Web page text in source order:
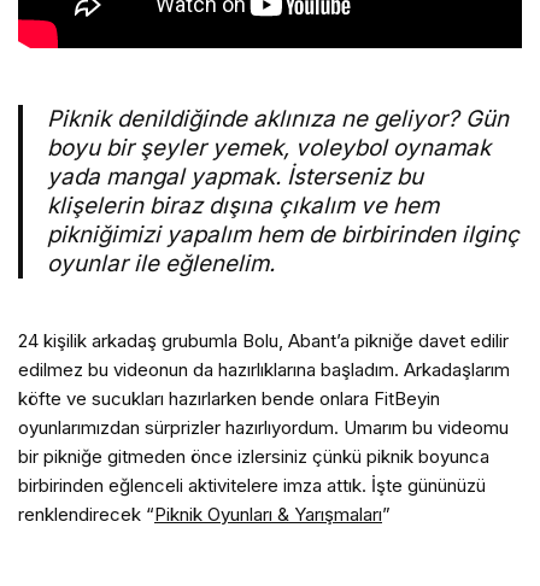
Piknik denildiğinde aklınıza ne geliyor? Gün
boyu bir şeyler yemek, voleybol oynamak
yada mangal yapmak. İsterseniz bu
klişelerin biraz dışına çıkalım ve hem
pikniğimizi yapalım hem de birbirinden ilginç
oyunlar ile eğlenelim.
24 kişilik arkadaş grubumla Bolu, Abant’a pikniğe davet edilir
edilmez bu videonun da hazırlıklarına başladım. Arkadaşlarım
köfte ve sucukları hazırlarken bende onlara FitBeyin
oyunlarımızdan sürprizler hazırlıyordum. Umarım bu videomu
bir pikniğe gitmeden önce izlersiniz çünkü piknik boyunca
birbirinden eğlenceli aktivitelere imza attık. İşte gününüzü
renklendirecek “Piknik Oyunları & Yarışmaları”